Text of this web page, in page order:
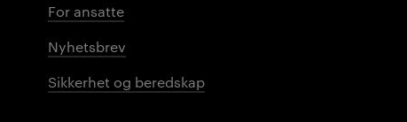
For ansatte
Nyhetsbrev
Sikkerhet og beredskap